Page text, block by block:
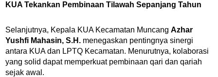
KUA Tekankan Pembinaan Tilawah Sepanjang Tahun
Selanjutnya, Kepala KUA Kecamatan MuncangAzhar
Yushfi Mahasin, S.H. menegaskan pentingnya sinergi
antara KUA dan LPTQ Kecamatan. Menurutnya, kolaborasi
yang solid dapat memperkuat pembinaan qari dan qariah
sejak awal.